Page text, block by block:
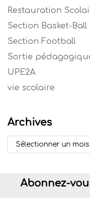
Restauration
Section Basket-Ball
Section Football
Sortie
UPE2A
vie scolaire
Archives
Abonnez-